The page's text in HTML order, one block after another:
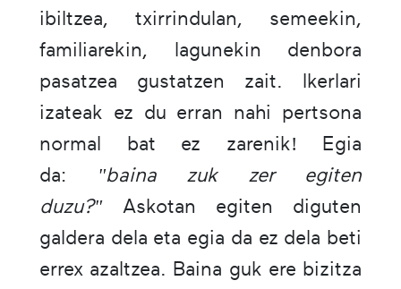
ibiltzea, txirrindulan, semeekin,
familiarekin, lagunekin denbora
pasatzea gustatzen zait. Ikerlari
izateak ez du erran nahi pertsona
normal bat ez zarenik! Egia
da: "baina zuk zer egiten
duzu?" Askotan egiten diguten
galdera dela eta egia da ez dela beti
errex azaltzea. Baina guk ere bizitza